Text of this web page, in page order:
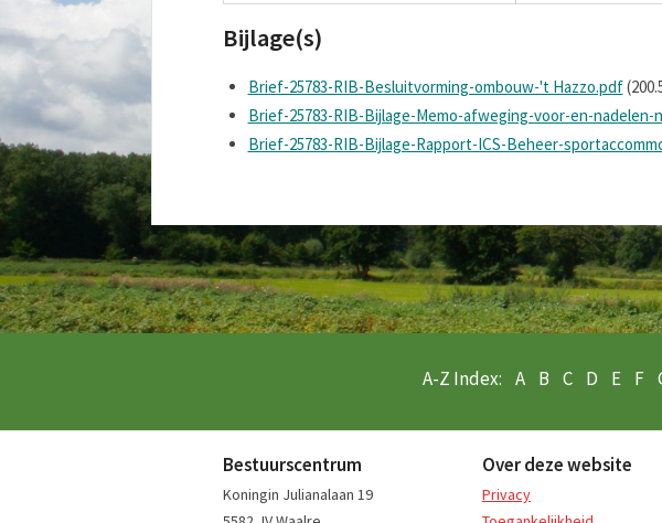
Bijlage(s)
Brief-25783-RIB-Besluitvorming-ombouw-'t Hazzo.pdf
Brief-25783-RIB-Bijlage-Memo-afweging-voor-en-
Brief-25783-RIB-Bijlage-Rapport-ICS-Beheer-
A-Z Index: A B C D E F
Bestuurscentrum
Koningin Julianalaan 19
Over deze website
Privacy